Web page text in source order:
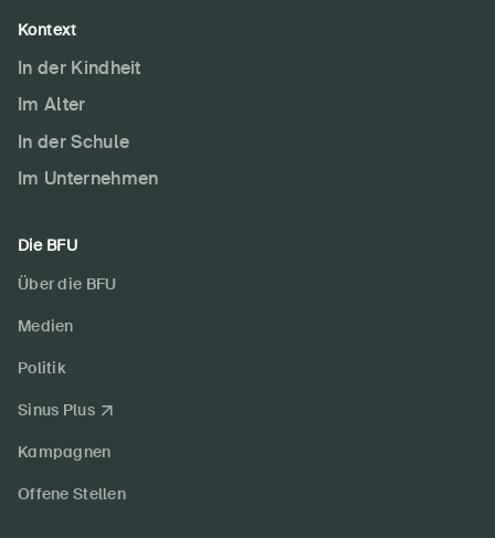
Kontext
In der Kindheit
Im Alter
In der Schule
Im Unternehmen
Die BFU
Über die BFU
Medien
Politik
Sinus Plus
Kampagnen
Offene Stellen